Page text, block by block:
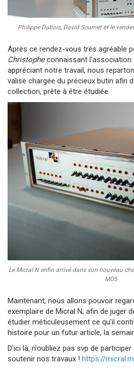
Philippe Dubois, David Soumet et le
Après ce rendez-vous très agréable
Christopheconnaissant l'association
appréciant notre travail, nous
valise chargée du précieux butin afin
collection, prête à être étudiée.
Le Micral N enfin arrivé dans son nouveau
MO5
Maintenant, nous allons pouvoir
exemplaire de Micral N, afin de juger
étudier méticuleusement ce qu'il
histoire pour un futur article, la
D'ici là, n'oubliez pas svp de
soutenir nos travaux ! https://